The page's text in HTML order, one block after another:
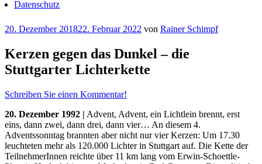
Datenschutz
Veröffentlicht
20. Dezember 201822. Februar 2022 von Rainer Schimpf
Kerzen gegen das Dunkel – die
Stuttgarter Lichterkette
Schreiben Sie einen Kommentar!
20. Dezember 1992 | Advent, Advent, ein Lichtlein brennt, erst
eins, dann zwei, dann drei, dann vier… An diesem 4.
Adventssonntag brannten aber nicht nur vier Kerzen: Um 17.30
leuchteten mehr als 120.000 Lichter in Stuttgart auf. Die Kette der
TeilnehmerInnen reichte über 11 km lang vom Erwin-Schoettle-